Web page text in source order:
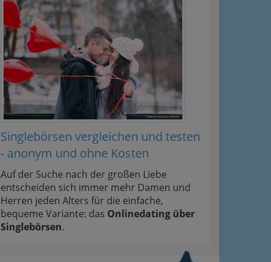
Singlebörsen vergleichen und testen
- anonym und ohne Kosten
Auf der Suche nach der großen Liebe
entscheiden sich immer mehr Damen und
Herren jeden Alters für die einfache,
bequeme Variante: das Onlinedating über
Singlebörsen.